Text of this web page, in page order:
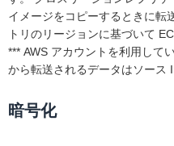
イメージをコピーするときに転
トリのリージョンに基づいて
*** AWS アカウントを利用して
から転送されるデータはソース
暗号化